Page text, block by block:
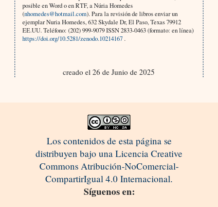
posible en Word o en RTF, a Núria Homedes
(nhomedes@hotmail.com). Para la revisión de libros enviar un
ejemplar Nuria Homedes, 632 Skydale Dr, El Paso, Texas 79912
EE.UU. Teléfono: (202) 999-9079 ISSN 2833-0463 (formato: en línea)
https://doi.org/10.5281/zenodo.10214167 .
creado el 26 de Junio de 2025
Los contenidos de esta página se
distribuyen bajo una Licencia Creative
Commons Atribución-NoComercial-
CompartirIgual 4.0 Internacional.
Síguenos en: